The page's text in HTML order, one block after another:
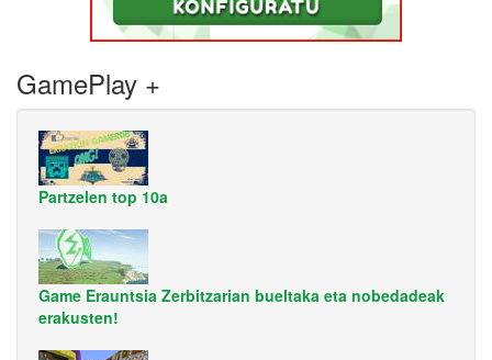
GamePlay +
Partzelen top 10a
Game Erauntsia Zerbitzarian bueltaka eta nobedadeak
erakusten!